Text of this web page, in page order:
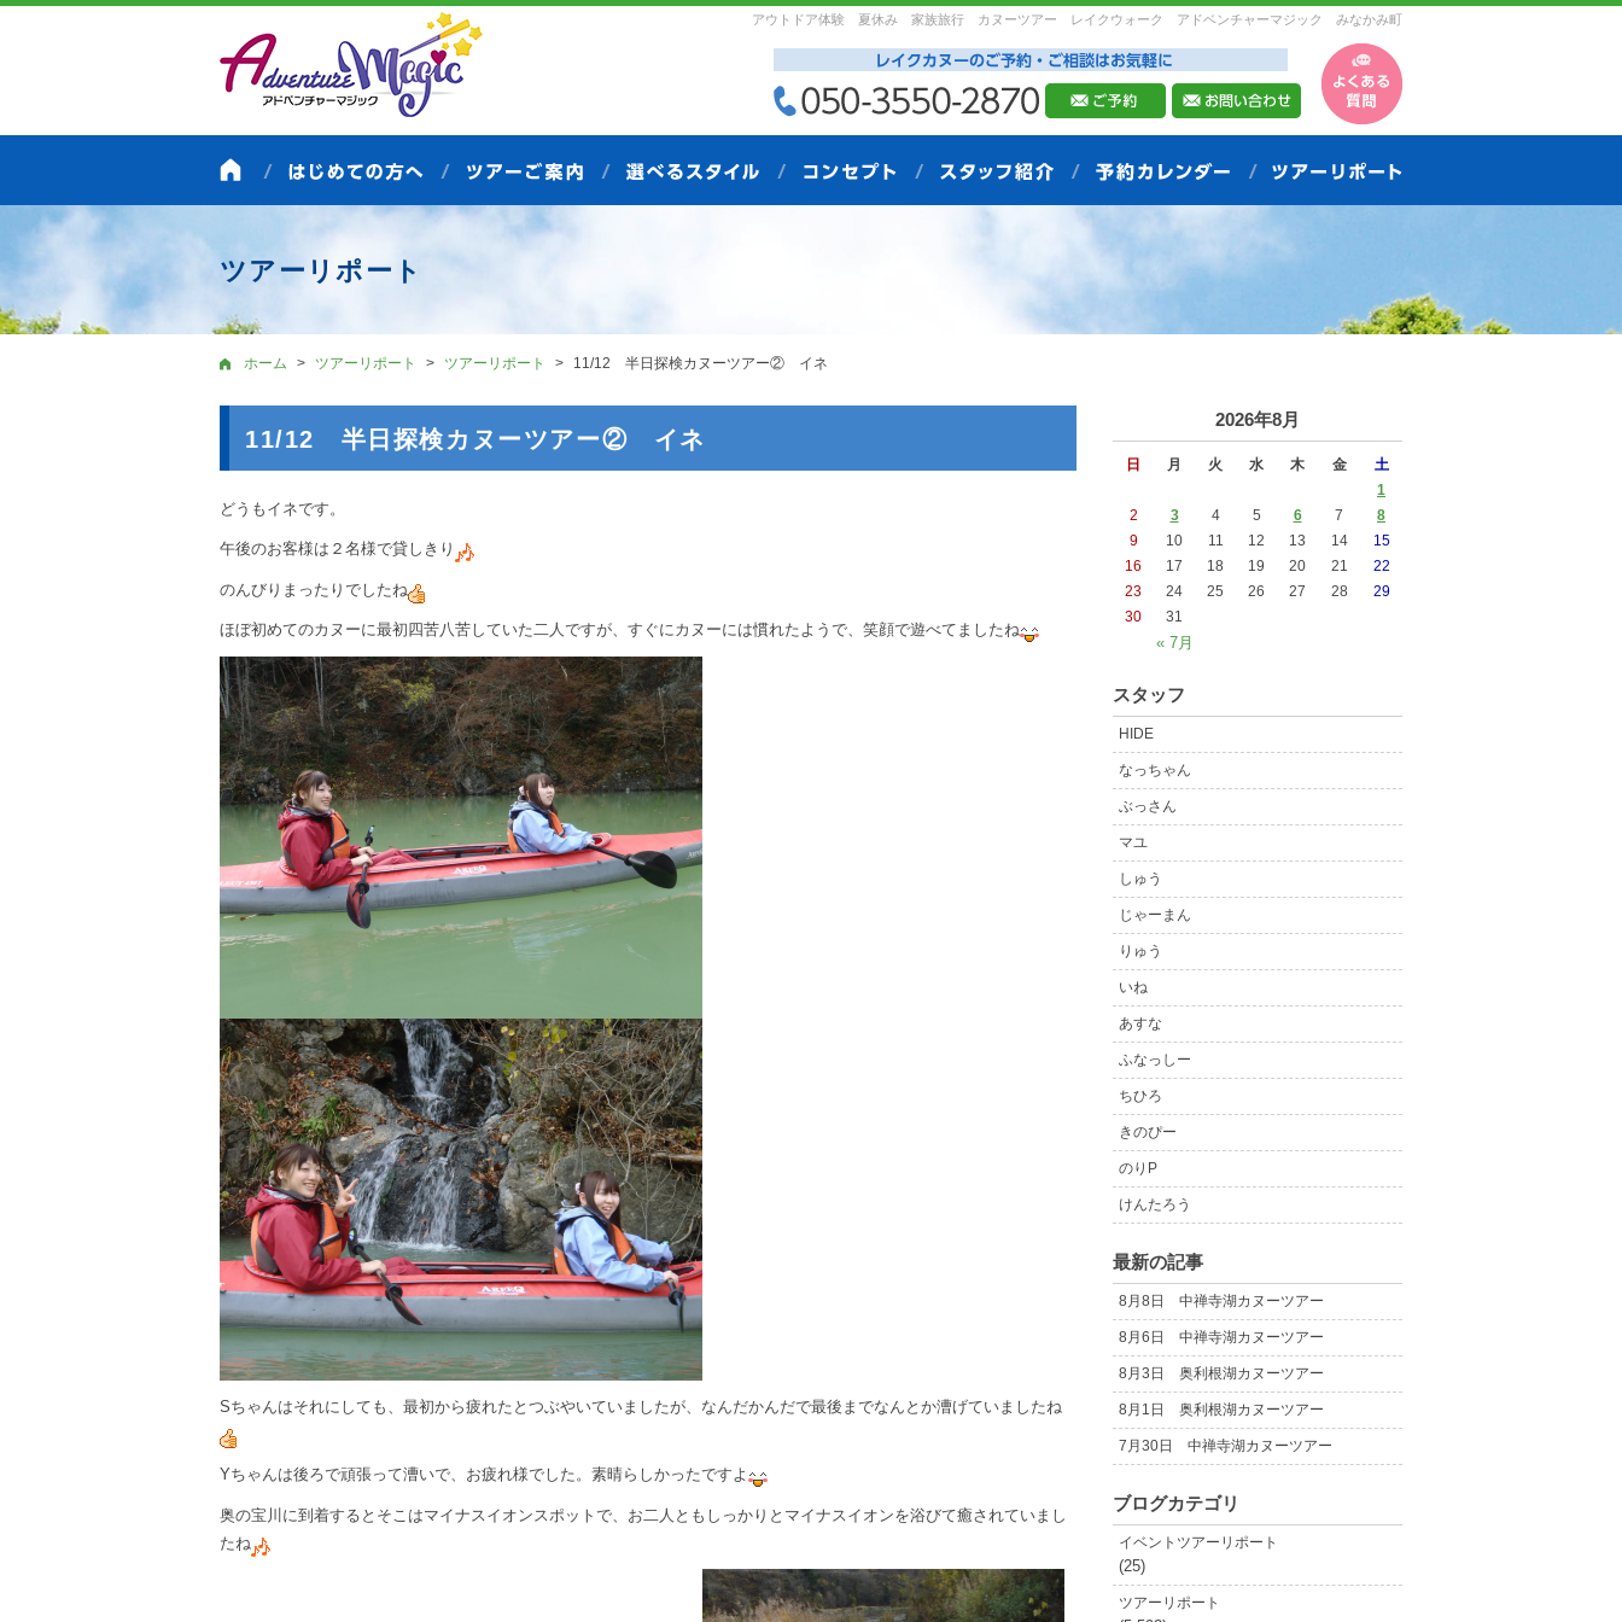
アウトドア体験 夏休み 家族旅行 カヌーツアー レイクウォーク アドベンチャーマジック みなかみ町
ツアーリポート
ホーム ツアーリポート ツアーリポート 11/12 半日探検カヌーツアー② イネ
11/12 半日探検カヌーツアー② イネ
どうもイネです。
午後のお客様は２名様で貸しきり
のんびりまったりでしたね
ほぼ初めてのカヌーに最初四苦八苦していた二人ですが、すぐにカヌーには慣れたようで、笑顔で遊べてましたね
Sちゃんはそれにしても、最初から疲れたとつぶやいていましたが、なんだかんだで最後までなんとか漕げていましたね
Yちゃんは後ろで頑張って漕いで、お疲れ様でした。素晴らしかったですよ
奥の宝川に到着するとそこはマイナスイオンスポットで、お二人ともしっかりとマイナスイオンを浴びて癒されていまし
たね
2026年8月
日 月 火 水 木 金 土
« 7月
1
2
3 4 5 6 7
8
9
10 11 12 13 14
15
16
17 18 19 20 21
22
23
24 25 26 27 28
29
30
31
スタッフ
HIDE
なっちゃん
ぶっさん
マユ
しゅう
じゃーまん
りゅう
いね
あすな
ふなっしー
ちひろ
きのぴー
のりP
けんたろう
最新の記事
8月8日 中禅寺湖カヌーツアー
8月6日 中禅寺湖カヌーツアー
8月3日 奥利根湖カヌーツアー
8月1日 奥利根湖カヌーツアー
7月30日 中禅寺湖カヌーツアー
ブログカテゴリ
イベントツアーリポート
(25)
ツアーリポート